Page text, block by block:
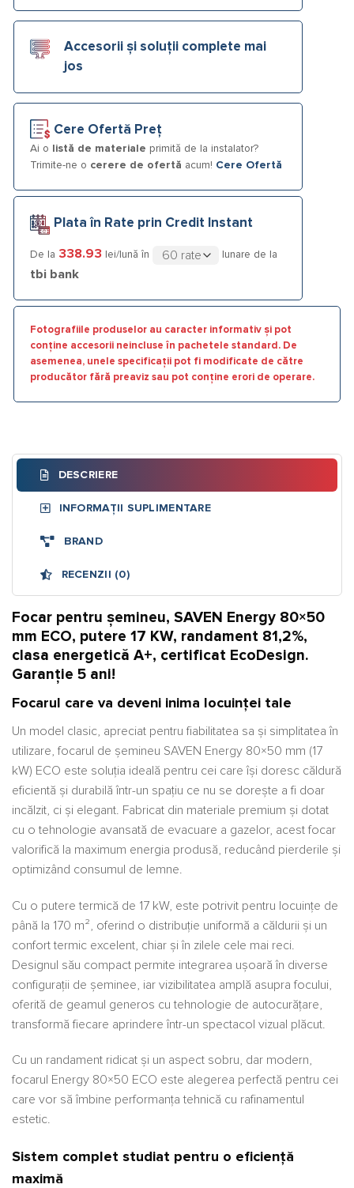
Accesorii și soluții complete mai
jos
Cere Ofertă Preț
Ai o listă de materiale primită de la instalator?
Trimite-ne o cerere de ofertă acum! Cere Ofertă
Plata în Rate prin Credit Instant
De la 338.93 lei/lună în lunare de la
tbi bank
Fotografiile produselor au caracter informativ și pot
conține accesorii neincluse în pachetele standard. De
asemenea, unele specificații pot fi modificate de către
producător fără preaviz sau pot conține erori de operare.
DESCRIERE
INFORMAȚII SUPLIMENTARE
BRAND
RECENZII (0)
Focar pentru șemineu, SAVEN Energy 80×50
mm ECO, putere 17 KW, randament 81,2%,
clasa energetică A+, certificat EcoDesign.
Garanție 5 ani!
Focarul care va deveni inima locuinței tale
Un model clasic, apreciat pentru fiabilitatea sa și simplitatea în
utilizare, focarul de șemineu SAVEN Energy 80×50 mm (17
kW) ECO este soluția ideală pentru cei care își doresc căldură
eficientă și durabilă într-un spațiu ce nu se dorește a fi doar
incălzit, ci și elegant. Fabricat din materiale premium și dotat
cu o tehnologie avansată de evacuare a gazelor, acest focar
valorifică la maximum energia produsă, reducând pierderile și
optimizând consumul de lemne.
Cu o putere termică de 17 kW, este potrivit pentru locuințe de
până la 170 m², oferind o distribuție uniformă a căldurii și un
confort termic excelent, chiar și în zilele cele mai reci.
Designul său compact permite integrarea ușoară în diverse
configurații de șeminee, iar vizibilitatea amplă asupra focului,
oferită de geamul generos cu tehnologie de autocurățare,
transformă fiecare aprindere într-un spectacol vizual plăcut.
Cu un randament ridicat și un aspect sobru, dar modern,
focarul Energy 80×50 ECO este alegerea perfectă pentru cei
care vor să îmbine performanța tehnică cu rafinamentul
estetic.
Sistem complet studiat pentru o eficiență
maximă